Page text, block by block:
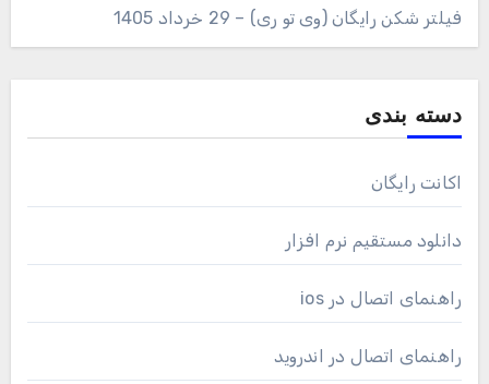
فیلتر شکن رایگان (وی تو ری) – 29 خرداد 1405
دسته بندی
اکانت رایگان
دانلود مستقیم نرم افزار
راهنمای اتصال در ios
راهنمای اتصال در اندروید